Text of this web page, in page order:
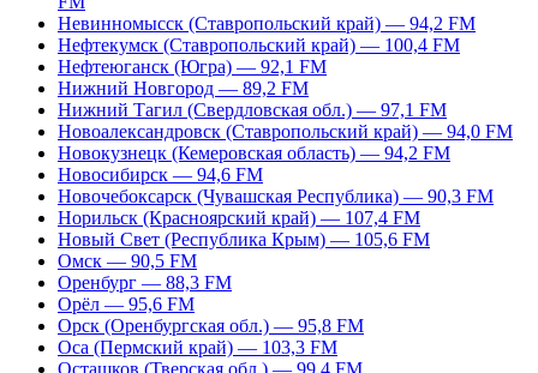
Невинномысск (Ставропольский край) — 94,2 FM
Нефтекумск (Ставропольский край) — 100,4 FM
Нефтеюганск (Югра) — 92,1 FM
Нижний Новгород — 89,2 FM
Нижний Тагил (Свердловская обл.) — 97,1 FM
Новоалександровск (Ставропольский край) — 94,0 FM
Новокузнецк (Кемеровская область) — 94,2 FM
Новосибирск — 94,6 FM
Новочебоксарск (Чувашская Республика) — 90,3 FM
Норильск (Красноярский край) — 107,4 FM
Новый Свет (Республика Крым) — 105,6 FM
Омск — 90,5 FM
Оренбург — 88,3 FM
Орёл — 95,6 FM
Орск (Оренбургская обл.) — 95,8 FM
Оса (Пермский край) — 103,3 FM
Осташков (Тверская обл.) — 99,4 FM